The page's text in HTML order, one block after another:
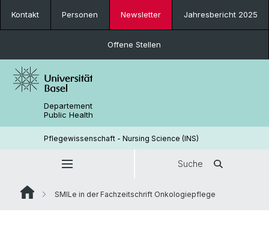
Kontakt Personen Newsletter Jahresbericht 2025
Offene Stellen
Departement
Public Health
Pflegewissenschaft - Nursing Science (INS)
Suche
SMILe in der Fachzeitschrift Onkologiepflege